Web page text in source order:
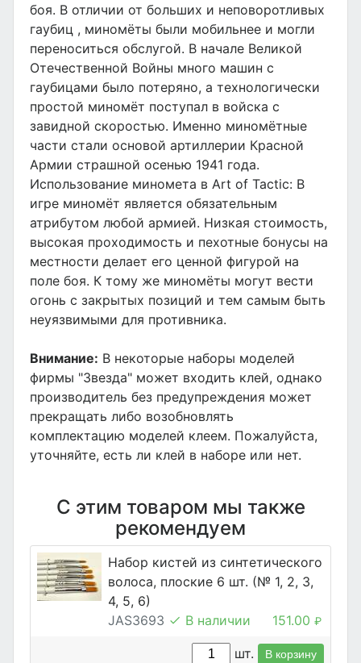
боя. В отличии от больших и неповоротливых
гаубиц , миномёты были мобильнее и могли
переноситься обслугой. В начале Великой
Отечественной Войны много машин с
гаубицами было потеряно, а технологически
простой миномёт поступал в войска с
завидной скоростью. Именно миномётные
части стали основой артиллерии Красной
Армии страшной осенью 1941 года.
Использование миномета в Art of Tactic: В
игре миномёт является обязательным
атрибутом любой армией. Низкая стоимость,
высокая проходимость и пехотные бонусы на
местности делает его ценной фигурой на
поле боя. К тому же миномёты могут вести
огонь с закрытых позиций и тем самым быть
неуязвимыми для противника.
Внимание: В некоторые наборы моделей
фирмы "Звезда" может входить клей, однако
производитель без предупреждения может
прекращать либо возобновлять
комплектацию моделей клеем. Пожалуйста,
уточняйте, есть ли клей в наборе или нет.
С этим товаром мы также
рекомендуем
Набор кистей из синтетического
волоса, плоские 6 шт. (№ 1, 2, 3,
4, 5, 6)
JAS3693
В наличии 151.00 ₽
шт. В корзину